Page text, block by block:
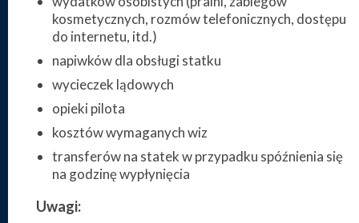
kosmetycznych, rozmów telefonicznych, dostępu
do internetu, itd.)
napiwków dla obsługi statku
wycieczek lądowych
opieki pilota
kosztów wymaganych wiz
transferów na statek w przypadku spóźnienia się
na godzinę wypłynięcia
Uwagi: